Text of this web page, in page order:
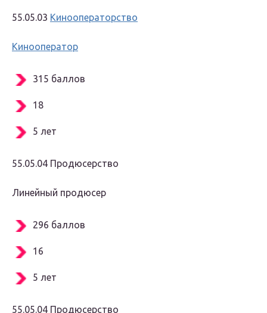
55.05.03 Кинооператорство
Кинооператор
315 баллов
18
5 лет
55.05.04 Продюсерство
Линейный продюсер
296 баллов
16
5 лет
55.05.04 Продюсерство